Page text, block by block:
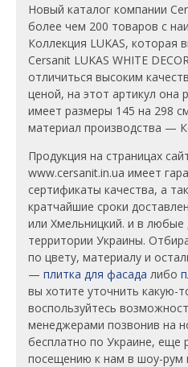
Новый каталог компании
более чем 200 товаров с
Коллекция LUKAS, которая
Cersanit LUKAS WHITE
отличиться высоким
ценой, на этот артикул она
имеет размеры 145 на 298
материал производства —
Продукция на страницах
www.cersanit.in.ua имеет
сертификаты качества, а
кратчайшие сроки
или Хмельницкий. и в любые
территории Украины.
по цвету, материалу и
— плитка для фасада либо
вы хотите уточнить какую-
воспользуйтесь
менеджерами позвонив на
бесплатно по Украине, еще
посещению к нам в шоу-рум